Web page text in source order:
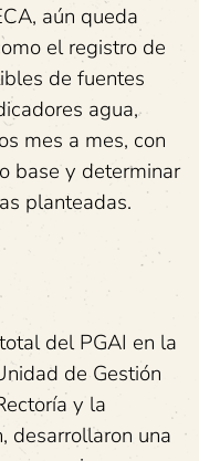
aún queda
el registro de
de fuentes
agua,
mes a mes, con
base y determinar
planteadas.
del PGAI en la
de Gestión
y la
desarrollaron una